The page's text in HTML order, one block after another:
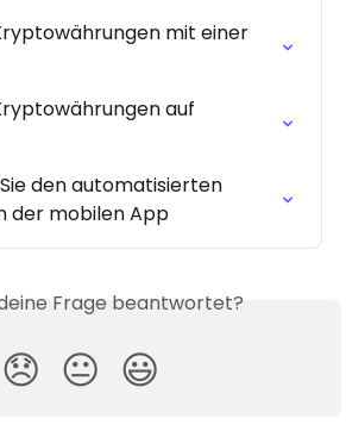
mit einer
auf
den automatisierten
der mobilen App
Frage beantwortet?
😞 😐 😃